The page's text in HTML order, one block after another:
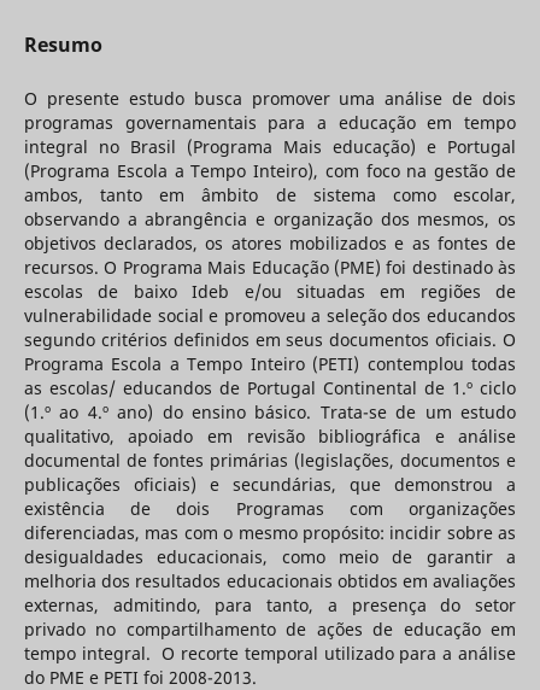
Resumo
O presente estudo busca promover uma análise de dois
programas governamentais para a educação em tempo
integral no Brasil (Programa Mais educação) e Portugal
(Programa Escola a Tempo Inteiro), com foco na gestão de
ambos, tanto em âmbito de sistema como escolar,
observando a abrangência e organização dos mesmos, os
objetivos declarados, os atores mobilizados e as fontes de
recursos. O Programa Mais Educação (PME) foi destinado às
escolas de baixo Ideb e/ou situadas em regiões de
vulnerabilidade social e promoveu a seleção dos educandos
segundo critérios definidos em seus documentos oficiais. O
Programa Escola a Tempo Inteiro (PETI) contemplou todas
as escolas/ educandos de Portugal Continental de 1.º ciclo
(1.º ao 4.º ano) do ensino básico. Trata-se de um estudo
qualitativo, apoiado em revisão bibliográfica e análise
documental de fontes primárias (legislações, documentos e
publicações oficiais) e secundárias, que demonstrou a
existência de dois Programas com organizações
diferenciadas, mas com o mesmo propósito: incidir sobre as
desigualdades educacionais, como meio de garantir a
melhoria dos resultados educacionais obtidos em avaliações
externas, admitindo, para tanto, a presença do setor
privado no compartilhamento de ações de educação em
tempo integral. O recorte temporal utilizado para a análise
do PME e PETI foi 2008-2013.